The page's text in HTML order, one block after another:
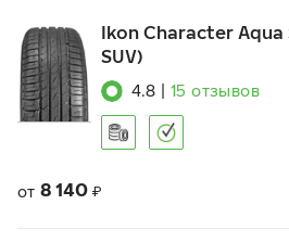
Ikon Character Aqua
SUV)
4.8 15 отзывов
от 8 140 ₽